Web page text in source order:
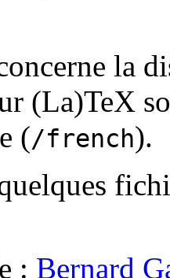
la
(La)TeX
(/french).
: Bernard